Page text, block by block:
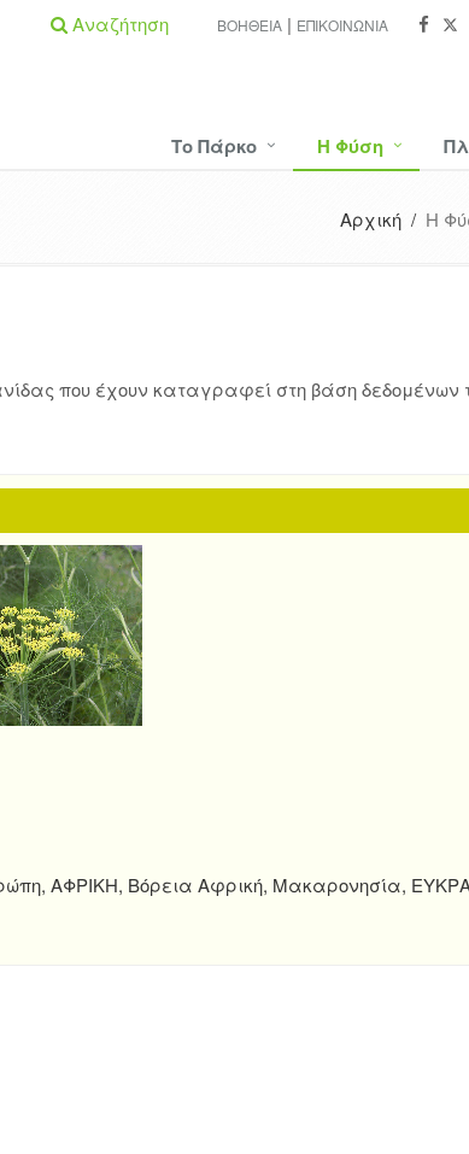
ΒΟΉΘΕΙΑ ΕΠΙΚΟΙΝΩΝΊΑ
Αναζήτηση
Το Πάρκο Η Φύση
Αρχική / Η
που έχουν καταγραφεί στη βάση δεδομένων
ΑΦΡΙΚΗ, Βόρεια Αφρική, Μακαρονησία,